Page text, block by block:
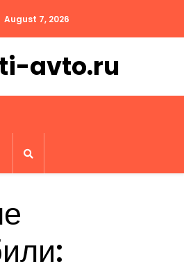
August 7, 2026
avto.ru